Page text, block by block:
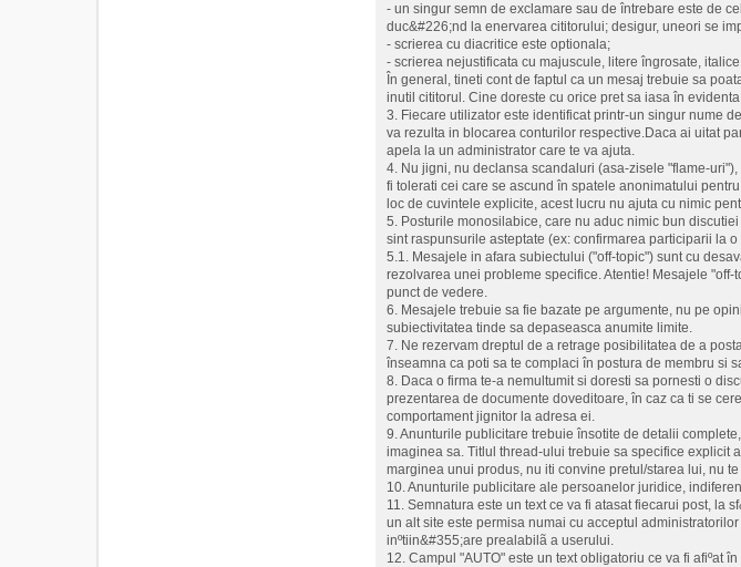
- un singur semn de exclamare sau de întrebare este de
duc&#226;nd la enervarea cititorului; desigur, uneori se
- scrierea cu diacritice este optionala;
- scrierea nejustificata cu majuscule, litere îngrosate,
În general, tineti cont de faptul ca un mesaj trebuie sa
inutil cititorul. Cine doreste cu orice pret sa iasa în
3. Fiecare utilizator este identificat printr-un singur nume
va rezulta in blocarea conturilor respective.Daca ai uitat
apela la un administrator care te va ajuta.
4. Nu jigni, nu declansa scandaluri (asa-zisele "flame-
fi tolerati cei care se ascund în spatele anonimatului
loc de cuvintele explicite, acest lucru nu ajuta cu nimic
5. Posturile monosilabice, care nu aduc nimic bun
sint raspunsurile asteptate (ex: confirmarea participarii la
5.1. Mesajele in afara subiectului ("off-topic") sunt cu
rezolvarea unei probleme specifice. Atentie! Mesajele
punct de vedere.
6. Mesajele trebuie sa fie bazate pe argumente, nu pe
subiectivitatea tinde sa depaseasca anumite limite.
7. Ne rezervam dreptul de a retrage posibilitatea de a
înseamna ca poti sa te complaci în postura de membru si
8. Daca o firma te-a nemultumit si doresti sa pornesti o
prezentarea de documente doveditoare, în caz ca ti se
comportament jignitor la adresa ei.
9. Anunturile publicitare trebuie însotite de detalii
imaginea sa. Titlul thread-ului trebuie sa specifice explicit
marginea unui produs, nu iti convine pretul/starea lui, nu
10. Anunturile publicitare ale persoanelor juridice,
11. Semnatura este un text ce va fi atasat fiecarui post, la
un alt site este permisa numai cu acceptul
inºtiin&#355;are prealabilã a userului.
12. Campul "AUTO" este un text obligatoriu ce va fi afiºat